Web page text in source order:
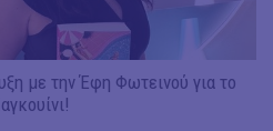
με την Έφη Φωτεινού για το